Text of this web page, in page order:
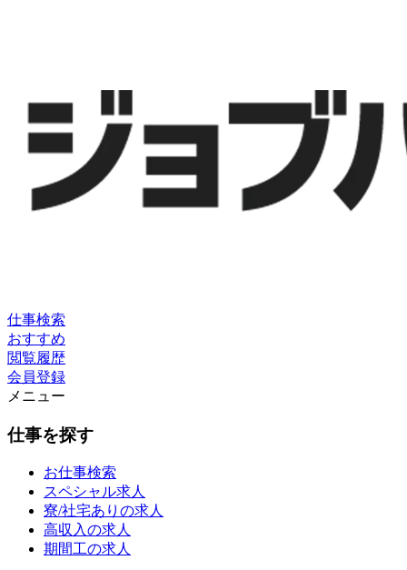
仕事検索
おすすめ
閲覧履歴
会員登録
メニュー
仕事を探す
お仕事検索
スペシャル求人
寮/社宅ありの求人
高収入の求人
期間工の求人